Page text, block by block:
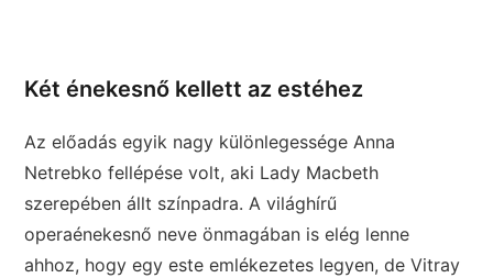
Két énekesnő kellett az estéhez
Az előadás egyik nagy különlegessége Anna
Netrebko fellépése volt, aki Lady Macbeth
szerepében állt színpadra. A világhírű
operaénekesnő neve önmagában is elég lenne
ahhoz, hogy egy este emlékezetes legyen, de Vitray